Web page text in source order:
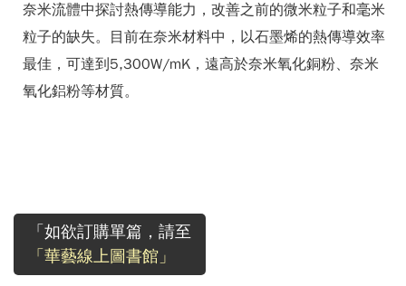
奈米流體中探討熱傳導能力，改善之前的微米粒子和毫米
粒子的缺失。目前在奈米材料中，以石墨烯的熱傳導效率
最佳，可達到5,300W/mK，遠高於奈米氧化銅粉、奈米
氧化鋁粉等材質。
「如欲訂購單篇，請至
「華藝線上圖書館」